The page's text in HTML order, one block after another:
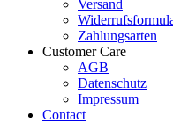
Versand
Zahlungsarten
Customer Care
AGB
Datenschutz
Impressum
Contact